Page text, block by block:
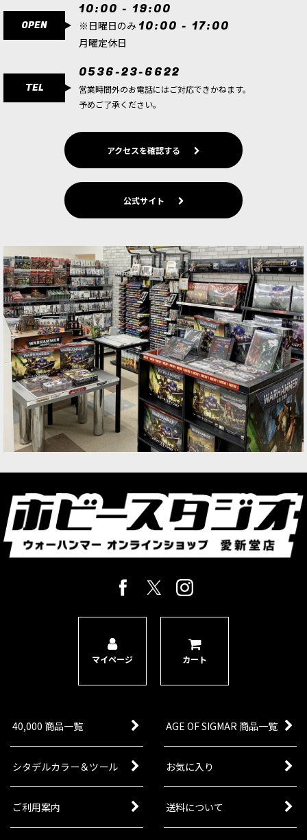
OPEN
10:00 - 19:00
※日曜日のみ 10:00 - 17:00
月曜定休日
TEL
0536-23-6622
営業時間外のお電話にはご対応できかねます。
予めご了承ください。
アクセスを確認する
公式サイト
マイページ カート
40,000 商品一覧 AGE OF SIGMAR 商品一覧
シタデルカラー＆ツール お気に入り
ご利用案内 送料について